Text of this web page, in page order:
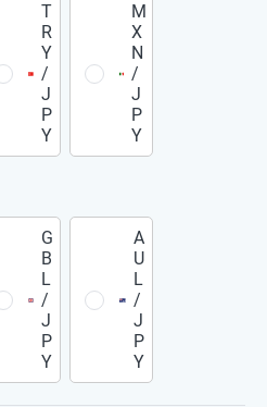
T
R
Y
/
J
P
Y
M
X
N
/
J
P
Y
G
B
L
/
J
P
Y
A
U
L
/
J
P
Y